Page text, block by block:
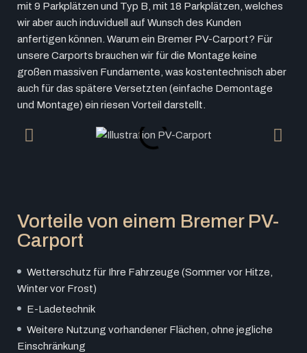
mit 9 Parkplätzen und Typ B, mit 18 Parkplätzen, welches
wir aber auch induviduell auf Wunsch des Kunden
anfertigen können. Warum ein Bremer PV-Carport? Für
unsere Carports brauchen wir für die Montage keine
großen massiven Fundamente, was kostentechnisch aber
auch für das spätere Versetzten (einfache Demontage
und Montage) ein riesen Vorteil darstellt.
Vorteile von einem Bremer PV-
Carport
Wetterschutz für Ihre Fahrzeuge (Sommer vor Hitze,
Winter vor Frost)
E-Ladetechnik
Weitere Nutzung vorhandener Flächen, ohne jegliche
Einschränkung